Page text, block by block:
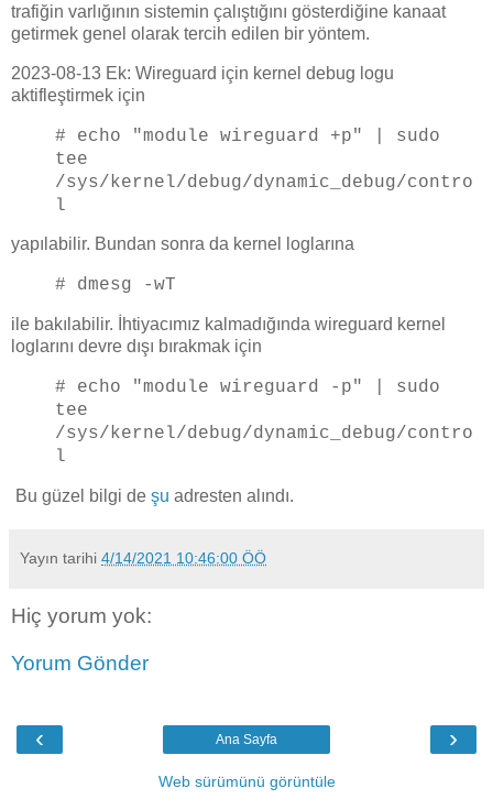
trafiğin varlığının sistemin çalıştığını gösterdiğine kanaat
getirmek genel olarak tercih edilen bir yöntem.
2023-08-13 Ek: Wireguard için kernel debug logu
aktifleştirmek için
# echo "module wireguard +p" | sudo
tee
/sys/kernel/debug/dynamic_debug/contro
l
yapılabilir. Bundan sonra da kernel loglarına
# dmesg -wT
ile bakılabilir. İhtiyacımız kalmadığında wireguard kernel
loglarını devre dışı bırakmak için
# echo "module wireguard -p" | sudo
tee
/sys/kernel/debug/dynamic_debug/contro
l
Bu güzel bilgi de şu adresten alındı.
Yayın tarihi 4/14/2021 10:46:00 ÖÖ
Hiç yorum yok:
Yorum Gönder
‹ ›
Ana Sayfa
Web sürümünü görüntüle